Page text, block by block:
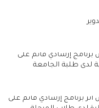
برنامج إرشادي قائم على
لدى طلبة الجامعة
أثر برنامج إرشادي قائم على